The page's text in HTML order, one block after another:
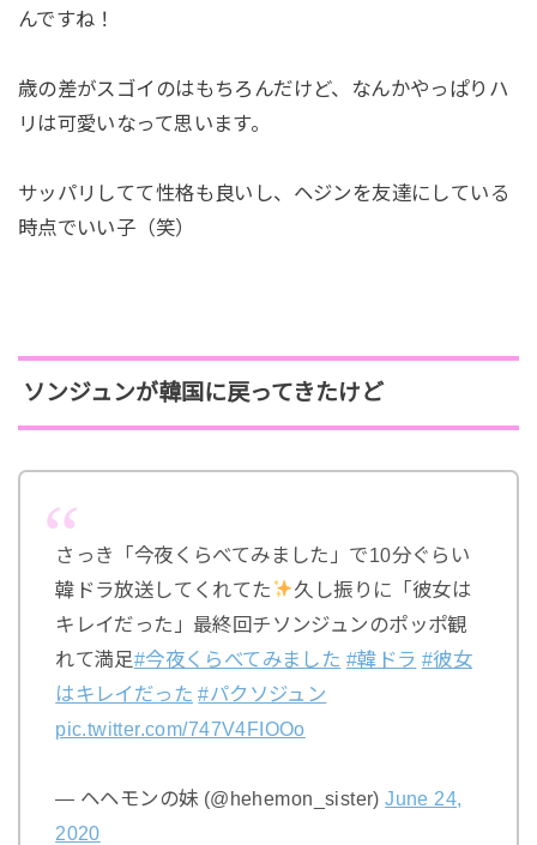
んですね！
歳の差がスゴイのはもちろんだけど、なんかやっぱりハ
リは可愛いなって思います。
サッパリしてて性格も良いし、ヘジンを友達にしている
時点でいい子（笑）
ソンジュンが韓国に戻ってきたけど
さっき「今夜くらべてみました」で10分ぐらい
韓ドラ放送してくれてた
久し振りに「彼女は
キレイだった」最終回チソンジュンのポッポ観
れて満足#今夜くらべてみました #韓ドラ #彼女
はキレイだった #パクソジュン
pic.twitter.com/747V4FIOOo
— ヘヘモンの妹 (@hehemon_sister)June 24,
2020